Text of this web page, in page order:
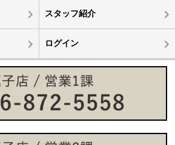
スタッフ紹介
ログイン